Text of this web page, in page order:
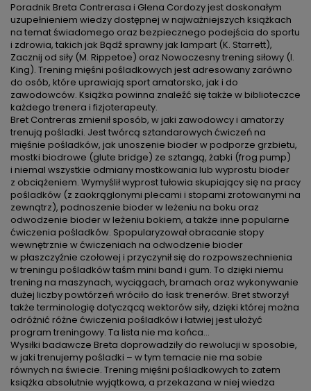
Poradnik Breta Contrerasa i Glena Cordozy jest doskonałym
uzupełnieniem wiedzy dostępnej w najważniejszych książkach
na temat świadomego oraz bezpiecznego podejścia do sportu
i zdrowia, takich jak Bądź sprawny jak lampart (K. Starrett),
Zacznij od siły (M. Rippetoe) oraz Nowoczesny trening siłowy (I.
King). Trening mięśni pośladkowych jest adresowany zarówno
do osób, które uprawiają sport amatorsko, jak i do
zawodowców. Książka powinna znaleźć się także w biblioteczce
każdego trenera i fizjoterapeuty.
Bret Contreras zmienił sposób, w jaki zawodowcy i amatorzy
trenują pośladki. Jest twórcą sztandarowych ćwiczeń na
mięśnie pośladków, jak unoszenie bioder w podporze grzbietu,
mostki biodrowe (glute bridge) ze sztangą, żabki (frog pump)
i niemal wszystkie odmiany mostkowania lub wyprostu bioder
z obciążeniem. Wymyślił wyprost tułowia skupiający się na pracy
pośladków (z zaokrąglonymi plecami i stopami zrotowanymi na
zewnątrz), podnoszenie bioder w leżeniu na boku oraz
odwodzenie bioder w leżeniu bokiem, a także inne popularne
ćwiczenia pośladków. Spopularyzował obracanie stopy
wewnętrznie w ćwiczeniach na odwodzenie bioder
w płaszczyźnie czołowej i przyczynił się do rozpowszechnienia
w treningu pośladków taśm mini band i gum. To dzięki niemu
trening na maszynach, wyciągach, bramach oraz wykonywanie
dużej liczby powtórzeń wróciło do łask trenerów. Bret stworzył
także terminologię dotyczącą wektorów siły, dzięki której można
odróżnić różne ćwiczenia pośladków i łatwiej jest ułożyć
program treningowy. Ta lista nie ma końca...
Wysiłki badawcze Breta doprowadziły do rewolucji w sposobie,
w jaki trenujemy pośladki – w tym temacie nie ma sobie
równych na świecie. Trening mięśni pośladkowych to zatem
książka absolutnie wyjątkowa, a przekazana w niej wiedza